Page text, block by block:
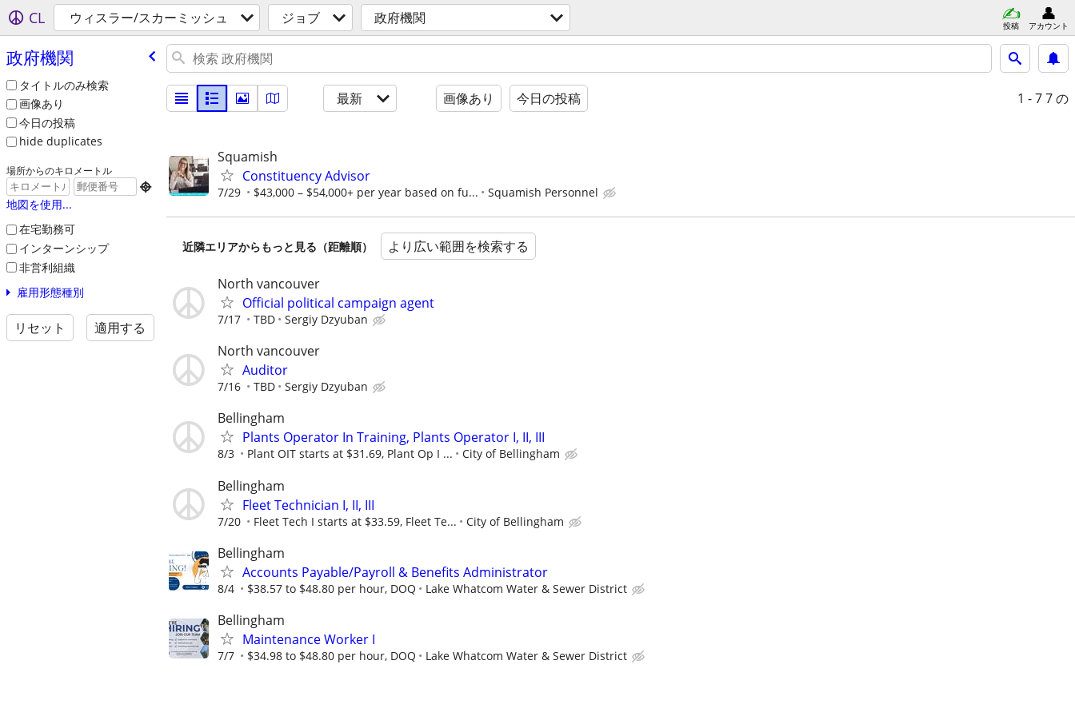
CL ウィスラー/スカーミッシュ ジョブ 政府機関 投稿 アカウント
政府機関
タイトルのみ検索
画像あり
今日の投稿
hide duplicates
場所からのキロメートル

地図を使用...
在宅勤務可
インターンシップ
非営利組織
雇用形態種別
リセット 適用する
最新 画像あり 今日の投稿 1 - 77 の
Squamish
Constituency Advisor
7/29 $43,000 – $54,000+ per year based on fu... Squamish Personnel
近隣エリアからもっと見る（距離順） より広い範囲を検索する
North vancouver
Official political campaign agent
7/17 TBD Sergiy Dzyuban
North vancouver
Auditor
7/16 TBD Sergiy Dzyuban
Bellingham
Plants Operator In Training, Plants Operator I, II, III
8/3 Plant OIT starts at $31.69, Plant Op I ... City of Bellingham
Bellingham
Fleet Technician I, II, III
7/20 Fleet Tech I starts at $33.59, Fleet Te... City of Bellingham
Bellingham
Accounts Payable/Payroll & Benefits Administrator
8/4 $38.57 to $48.80 per hour, DOQ Lake Whatcom Water & Sewer District
Bellingham
Maintenance Worker I
7/7 $34.98 to $48.80 per hour, DOQ Lake Whatcom Water & Sewer District